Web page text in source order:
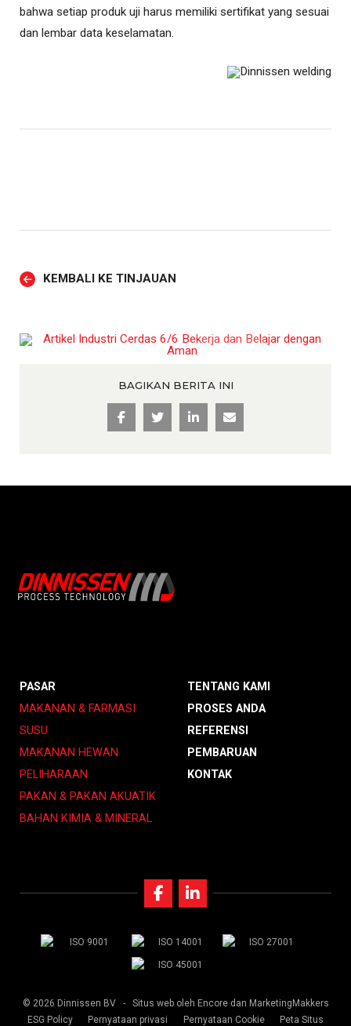
bahwa setiap produk uji harus memiliki sertifikat yang sesuai
dan lembar data keselamatan.
KEMBALI KE TINJAUAN
BAGIKAN BERITA INI
PASAR
MAKANAN & FARMASI
SUSU
MAKANAN HEWAN
PELIHARAAN
PAKAN & PAKAN AKUATIK
BAHAN KIMIA & MINERAL
TENTANG KAMI
PROSES ANDA
REFERENSI
PEMBARUAN
KONTAK
© 2026 Dinnissen BV - Situs web oleh Encore dan MarketingMakkers
ESG Policy
Pernyataan privasi Pernyataan Cookie Peta Situs